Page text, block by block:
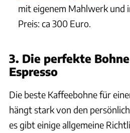
mit eigenem Mahlwerk und
Preis: ca 300 Euro.
3. Die perfekte
Espresso
Die beste Kaffeebohne für
hängt stark von den
es gibt einige allgemeine